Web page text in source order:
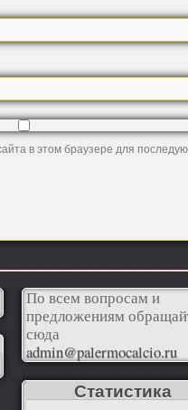
в этом браузере для
По всем вопросам и
предложениям
сюда
admin@palermocalcio.ru
Статистика